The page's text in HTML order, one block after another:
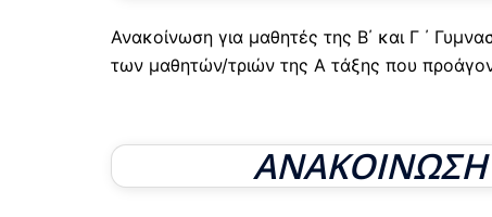
Ανακοίνωση για μαθητές της Β΄ και Γ ΄
των μαθητών/τριών της Α τάξης που
ΑΝΑΚΟΙΝΩΣΗ